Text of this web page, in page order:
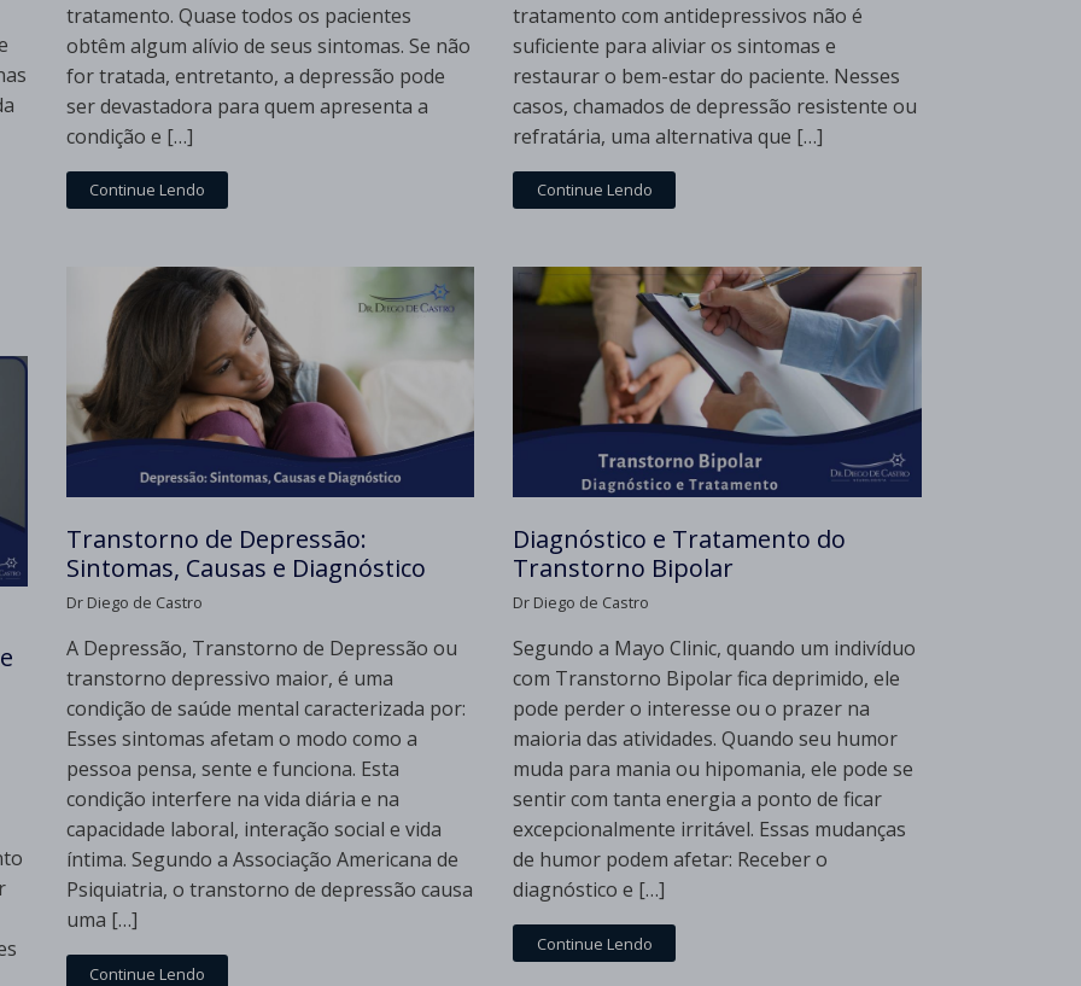
tratamento. Quase todos os pacientes
obtêm algum alívio de seus sintomas. Se não
for tratada, entretanto, a depressão pode
ser devastadora para quem apresenta a
condição e […]
Continue Lendo
Transtorno de Depressão:
Sintomas, Causas e Diagnóstico
Dr Diego de Castro
A Depressão, Transtorno de Depressão ou
transtorno depressivo maior, é uma
condição de saúde mental caracterizada por:
Esses sintomas afetam o modo como a
pessoa pensa, sente e funciona. Esta
condição interfere na vida diária e na
capacidade laboral, interação social e vida
íntima. Segundo a Associação Americana de
Psiquiatria, o transtorno de depressão causa
uma […]
Continue Lendo
tratamento com antidepressivos não é
suficiente para aliviar os sintomas e
restaurar o bem-estar do paciente. Nesses
casos, chamados de depressão resistente ou
refratária, uma alternativa que […]
Continue Lendo
Diagnóstico e Tratamento do
Transtorno Bipolar
Dr Diego de Castro
Segundo a Mayo Clinic, quando um indivíduo
com Transtorno Bipolar fica deprimido, ele
pode perder o interesse ou o prazer na
maioria das atividades. Quando seu humor
muda para mania ou hipomania, ele pode se
sentir com tanta energia a ponto de ficar
excepcionalmente irritável. Essas mudanças
de humor podem afetar: Receber o
diagnóstico e […]
Continue Lendo